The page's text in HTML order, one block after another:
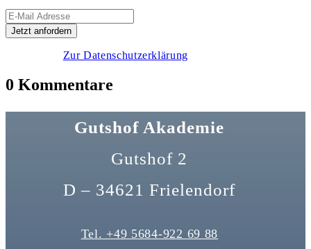
Zur Datenschutzerklärung
0 Kommentare
Gutshof Akademie
Gutshof 2
D – 34621 Frielendorf
Tel. +49 5684-922 69 88